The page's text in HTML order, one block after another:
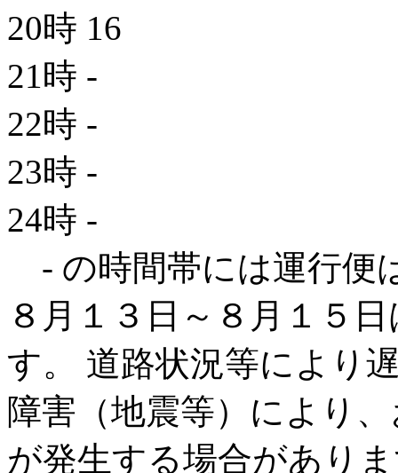
20時 16
21時 -
22時 -
23時 -
24時 -
- の時間帯には運行便
８月１３日～８月１５
す。 道路状況等により
障害（地震等）により
が発生する場合があり